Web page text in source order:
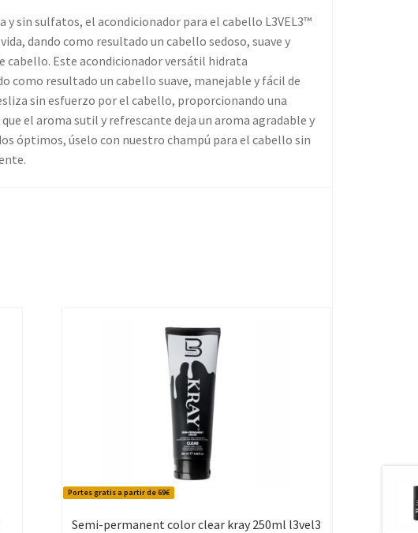
y sin sulfatos, el acondicionador para el cabello L3VEL3™
dando como resultado un cabello sedoso, suave y
Este acondicionador versátil hidrata
como resultado un cabello suave, manejable y fácil de
sin esfuerzo por el cabello, proporcionando una
el aroma sutil y refrescante deja un aroma agradable y
óptimos, úselo con nuestro champú para el cabello sin
Portes gratis a partir de 69€
Semi-permanent color clear kray 250ml l3vel3